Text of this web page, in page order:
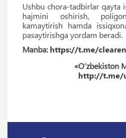
Ushbu chora-tadbirlar qayta
hajmini oshirish,
kamaytirish hamda
pasaytirishga yordam beradi.
Manba: https://t.me/
«O‘zbekiston
http://t.me/